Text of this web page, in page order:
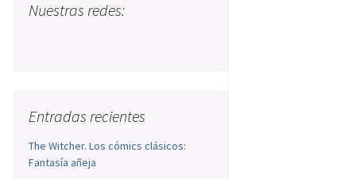
Nuestras redes:
Entradas recientes
The Witcher. Los cómics clásicos:
Fantasía añeja